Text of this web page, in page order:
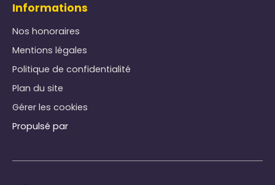
Informations
Nos honoraires
Mentions légales
Politique de confidentialité
Plan du site
Gérer les cookies
Propulsé par